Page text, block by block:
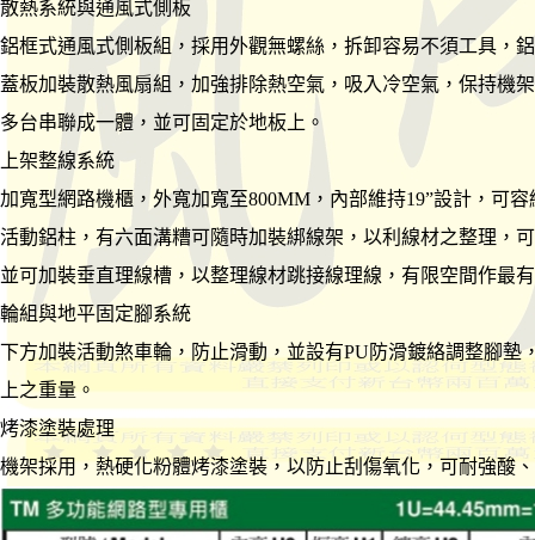
散熱系統與通風式側板
鋁框式通風式側板組，採用外觀無螺絲，拆卸容易不須工具，
蓋板加裝散熱風扇組，加強排除熱空氣，吸入冷空氣，保持機
多台串聯成一體，並可固定於地板上。
上架整線系統
加寬型網路機櫃，外寬加寬至800MM，內部維持19”設計，可
活動鋁柱，有六面溝糟可隨時加裝綁線架，以利線材之整理，
並可加裝垂直理線槽，以整理線材跳接線理線，有限空間作最
輪組與地平固定腳系統
下方加裝活動煞車輪，防止滑動，並設有PU防滑鍍絡調整腳
上之重量。
烤漆塗裝處理
機架採用，熱硬化粉體烤漆塗裝，以防止刮傷氧化，可耐強酸